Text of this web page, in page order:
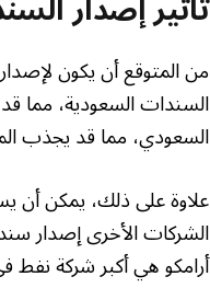
من المتوقع أن يكون
السندات السعودية، مما
السعودي، مما قد يجذب
علاوة على ذلك، يمكن أن
الشركات الأخرى إصدار
أرامكو هي أكبر شركة نفط